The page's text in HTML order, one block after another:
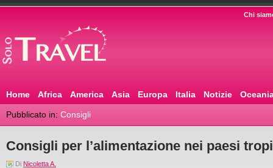
Chi
Home Africa America Asia Europa Italia Notizie
Pubblicato in: Consigli
Consigli per l’alimentazione nei paesi
Di Nicoletta A.